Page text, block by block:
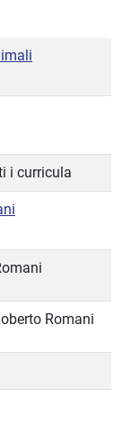
i curricula
Romani